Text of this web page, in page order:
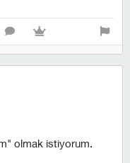
olmak istiyorum.